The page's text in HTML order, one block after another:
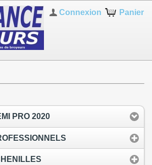
Panier
Connexion
PRO 2020